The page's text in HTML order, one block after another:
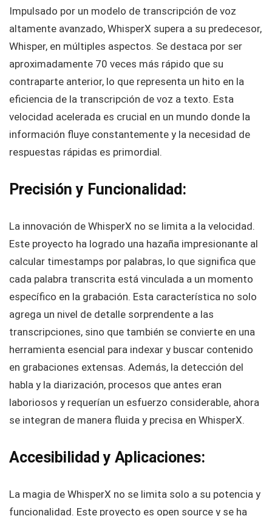
Impulsado por un modelo de transcripción de voz
altamente avanzado, WhisperX supera a su predecesor,
Whisper, en múltiples aspectos. Se destaca por ser
aproximadamente 70 veces más rápido que su
contraparte anterior, lo que representa un hito en la
eficiencia de la transcripción de voz a texto. Esta
velocidad acelerada es crucial en un mundo donde la
información fluye constantemente y la necesidad de
respuestas rápidas es primordial.
Precisión y Funcionalidad:
La innovación de WhisperX no se limita a la velocidad.
Este proyecto ha logrado una hazaña impresionante al
calcular timestamps por palabras, lo que significa que
cada palabra transcrita está vinculada a un momento
específico en la grabación. Esta característica no solo
agrega un nivel de detalle sorprendente a las
transcripciones, sino que también se convierte en una
herramienta esencial para indexar y buscar contenido
en grabaciones extensas. Además, la detección del
habla y la diarización, procesos que antes eran
laboriosos y requerían un esfuerzo considerable, ahora
se integran de manera fluida y precisa en WhisperX.
Accesibilidad y Aplicaciones:
La magia de WhisperX no se limita solo a su potencia y
funcionalidad. Este proyecto es open source y se ha